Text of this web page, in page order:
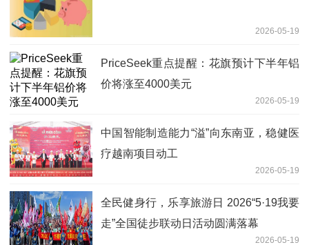
2026-05-19
PriceSeek重点提醒：花旗预计下半年铝
价将涨至4000美元
2026-05-19
中国智能制造能力“溢”向东南亚，稳健医
疗越南项目动工
2026-05-19
全民健身行，乐享旅游日 2026“5·19我要
走”全国徒步联动日活动圆满落幕
2026-05-19